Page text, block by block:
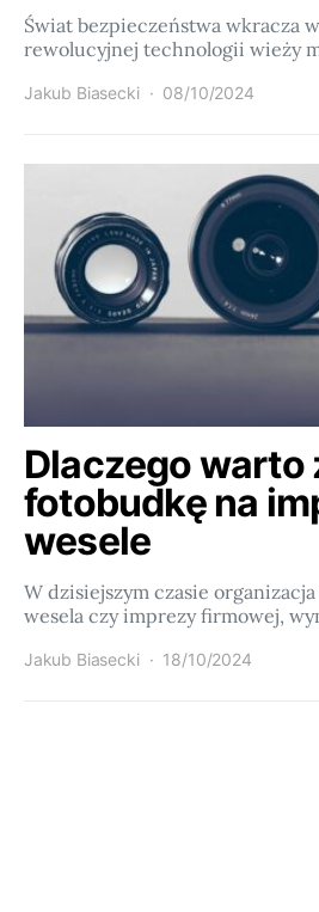
Świat bezpieczeństwa wkracza
rewolucyjnej technologii wieży
Jakub Biasecki 08/10/2024
Dlaczego warto
fotobudkę na
wesele
W dzisiejszym czasie
wesela czy imprezy firmowej,
Jakub Biasecki 18/10/2024